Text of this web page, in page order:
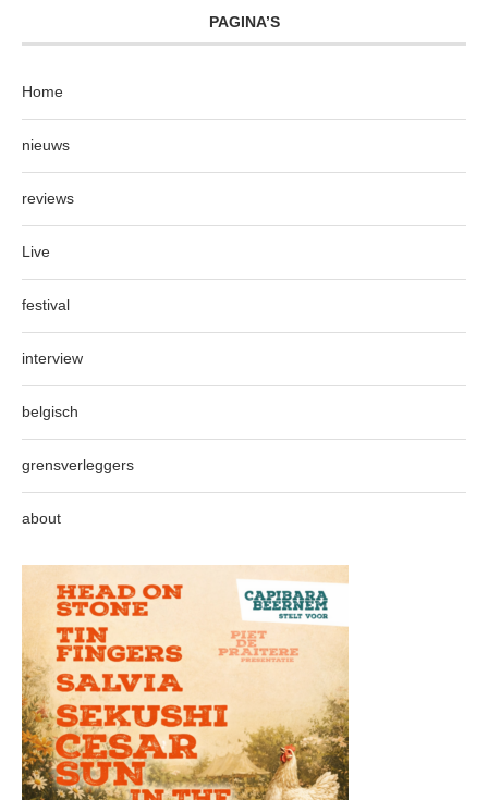
PAGINA’S
Home
nieuws
reviews
Live
festival
interview
belgisch
grensverleggers
about